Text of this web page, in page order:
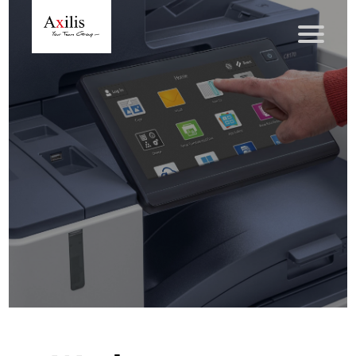
Axilis et ses engagements
Qui sommes-nous
Axilis s’engage
Solutions dématérialisation
Dématérialisation du courrier sortant
Automatisation de factures fournisseurs
Numérisation des Notes de Frais
Sécurité et sauvegarde des données